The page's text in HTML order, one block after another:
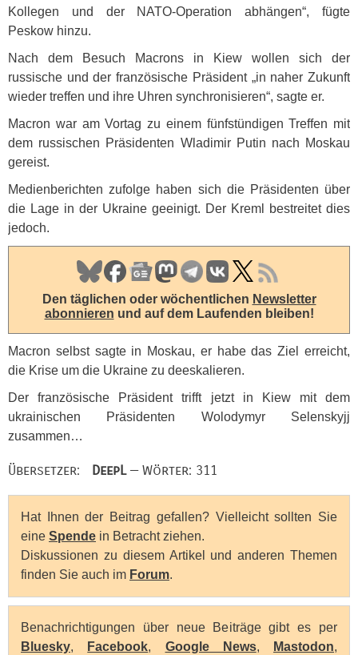
Kollegen und der NATO-Operation abhängen“, fügte
Peskow hinzu.
Nach dem Besuch Macrons in Kiew wollen sich der
russische und der französische Präsident „in naher Zukunft
wieder treffen und ihre Uhren synchronisieren“, sagte er.
Macron war am Vortag zu einem fünfstündigen Treffen mit
dem russischen Präsidenten Wladimir Putin nach Moskau
gereist.
Medienberichten zufolge haben sich die Präsidenten über
die Lage in der Ukraine geeinigt. Der Kreml bestreitet dies
jedoch.
Den täglichen oder wöchentlichen Newsletter
abonnieren und auf dem Laufenden bleiben!
Macron selbst sagte in Moskau, er habe das Ziel erreicht,
die Krise um die Ukraine zu deeskalieren.
Der französische Präsident trifft jetzt in Kiew mit dem
ukrainischen Präsidenten Wolodymyr Selenskyjj
zusammen…
Übersetzer: DeepL— Wörter: 311
Hat Ihnen der Beitrag gefallen? Vielleicht sollten Sie
eine Spende in Betracht ziehen.
Diskussionen zu diesem Artikel und anderen Themen
finden Sie auch im Forum.
Benachrichtigungen über neue Beiträge gibt es per
Bluesky, Facebook, Google News, Mastodon,